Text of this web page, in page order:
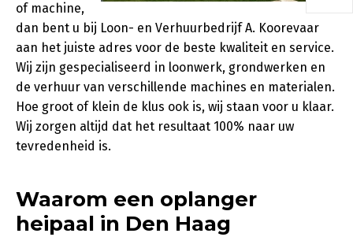
of machine,
dan bent u bij Loon- en Verhuurbedrijf A. Koorevaar
aan het juiste adres voor de beste kwaliteit en service.
Wij zijn gespecialiseerd in loonwerk, grondwerken en
de verhuur van verschillende machines en materialen.
Hoe groot of klein de klus ook is, wij staan voor u klaar.
Wij zorgen altijd dat het resultaat 100% naar uw
tevredenheid is.
Waarom een oplanger
heipaal in Den Haag